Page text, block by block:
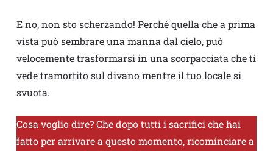
E no, non sto scherzando! Perché quella che a prima
vista può sembrare una manna dal cielo, può
velocemente trasformarsi in una scorpacciata che ti
vede tramortito sul divano mentre il tuo locale si
svuota.
Cosa voglio dire? Che dopo tutti i sacrifici che hai
fatto per arrivare a questo momento, ricominciare a